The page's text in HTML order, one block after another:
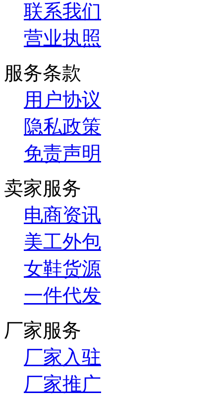
联系我们
营业执照
服务条款
用户协议
隐私政策
免责声明
卖家服务
电商资讯
美工外包
女鞋货源
一件代发
厂家服务
厂家入驻
厂家推广